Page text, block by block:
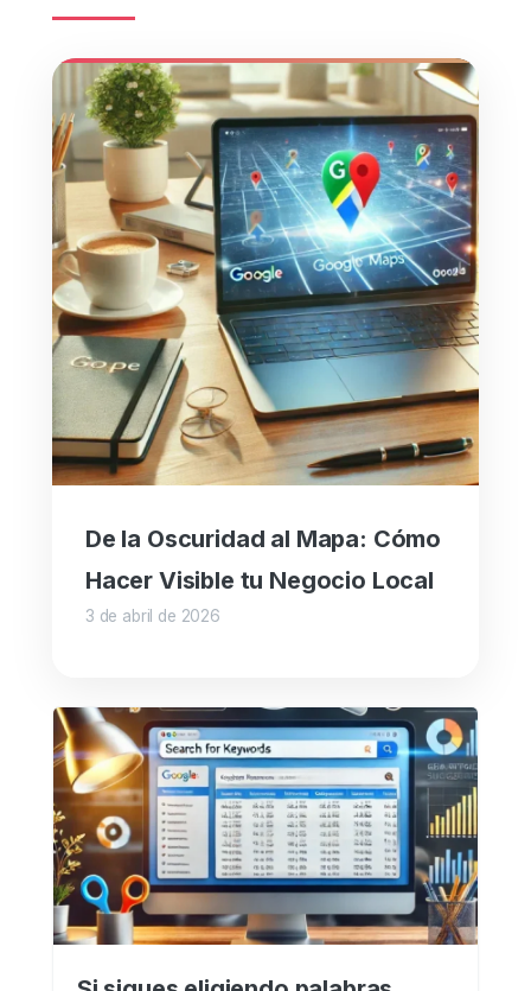
De la Oscuridad al Mapa: Cómo
Hacer Visible tu Negocio Local
3 de abril de 2026